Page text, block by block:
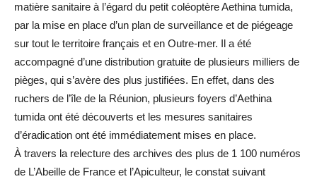
matière sanitaire à l’égard du petit coléoptère Aethina tumida,
par la mise en place d’un plan de surveillance et de piégeage
sur tout le territoire français et en Outre-mer. Il a été
accompagné d’une distribution gratuite de plusieurs milliers de
pièges, qui s’avère des plus justifiées. En effet, dans des
ruchers de l’île de la Réunion, plusieurs foyers d’Aethina
tumida ont été découverts et les mesures sanitaires
d’éradication ont été immédiatement mises en place.
À travers la relecture des archives des plus de 1 100 numéros
de L’Abeille de France et l’Apiculteur, le constat suivant